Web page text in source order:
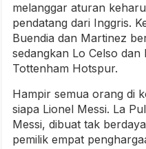
melanggar aturan
pendatang dari Inggris.
Buendia dan Martinez
sedangkan Lo Celso
Tottenham Hotspur.
Hampir semua orang di
siapa Lionel Messi. La
Messi, dibuat tak
pemilik empat